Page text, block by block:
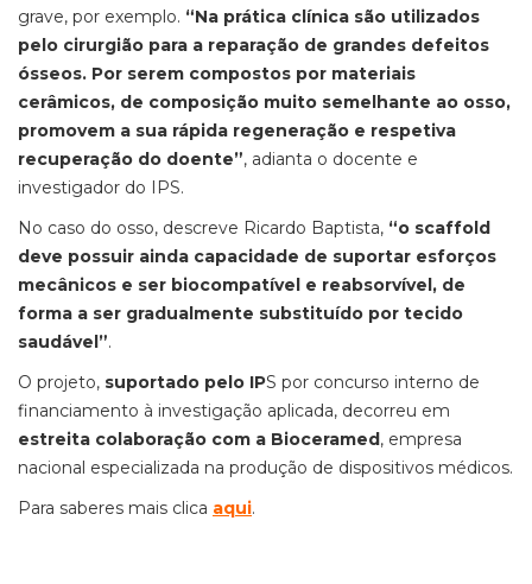
grave, por exemplo. “Na prática clínica são utilizados
pelo cirurgião para a reparação de grandes defeitos
ósseos. Por serem compostos por materiais
cerâmicos, de composição muito semelhante ao osso,
promovem a sua rápida regeneração e respetiva
recuperação do doente”, adianta o docente e
investigador do IPS.
No caso do osso, descreve Ricardo Baptista, “o scaffold
deve possuir ainda capacidade de suportar esforços
mecânicos e ser biocompatível e reabsorvível, de
forma a ser gradualmente substituído por tecido
saudável”.
O projeto, suportado pelo IPS por concurso interno de
financiamento à investigação aplicada, decorreu em
estreita colaboração com a Bioceramed, empresa
nacional especializada na produção de dispositivos médicos.
Para saberes mais clica aqui.